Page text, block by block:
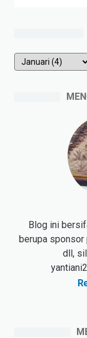
Blog ini
berupa sponsor
dll,